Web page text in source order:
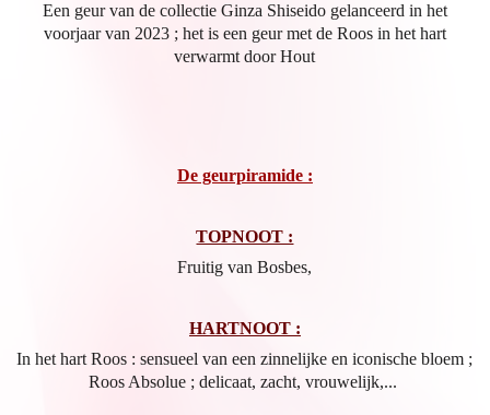
Een geur van de collectie Ginza Shiseido gelanceerd in het
voorjaar van 2023 ; het is een geur met de Roos in het hart
verwarmt door Hout
De geurpiramide :
TOPNOOT :
Fruitig van Bosbes,
HARTNOOT :
In het hart Roos : sensueel van een zinnelijke en iconische bloem ;
Roos Absolue ; delicaat, zacht, vrouwelijk,...